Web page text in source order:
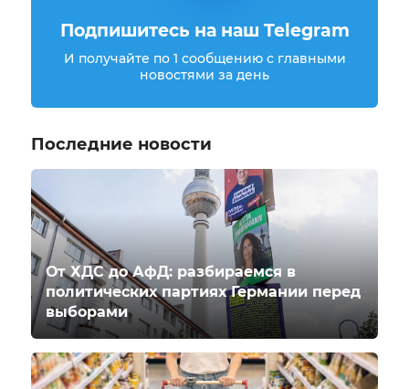
Подпишитесь на наш Telegram
И получайте по 1 сообщению с главными
новостями за день
Последние новости
От ХДС до АфД: разбираемся в
политических партиях Германии перед
выборами